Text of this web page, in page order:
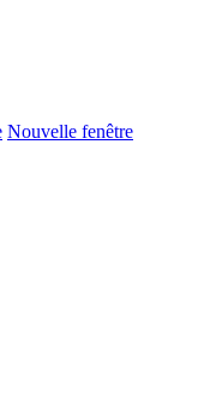
Nouvelle fenêtre